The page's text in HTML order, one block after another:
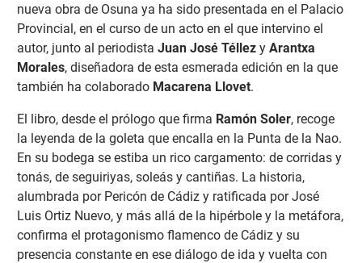
nueva obra de Osuna ya ha sido presentada en el Palacio
Provincial, en el curso de un acto en el que intervino el
autor, junto al periodista Juan José Téllezy Arantxa
Morales, diseñadora de esta esmerada edición en la que
también ha colaborado Macarena Llovet.
El libro, desde el prólogo que firma Ramón Soler, recoge
la leyenda de la goleta que encalla en la Punta de la Nao.
En su bodega se estiba un rico cargamento: de corridas y
tonás, de seguiriyas, soleás y cantiñas. La historia,
alumbrada por Pericón de Cádiz y ratificada por José
Luis Ortiz Nuevo, y más allá de la hipérbole y la metáfora,
confirma el protagonismo flamenco de Cádiz y su
presencia constante en ese diálogo de ida y vuelta con